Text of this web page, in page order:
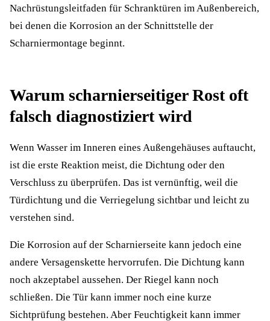
Nachrüstungsleitfaden für Schranktüren im Außenbereich,
bei denen die Korrosion an der Schnittstelle der
Scharniermontage beginnt.
Warum scharnierseitiger Rost oft
falsch diagnostiziert wird
Wenn Wasser im Inneren eines Außengehäuses auftaucht,
ist die erste Reaktion meist, die Dichtung oder den
Verschluss zu überprüfen. Das ist vernünftig, weil die
Türdichtung und die Verriegelung sichtbar und leicht zu
verstehen sind.
Die Korrosion auf der Scharnierseite kann jedoch eine
andere Versagenskette hervorrufen. Die Dichtung kann
noch akzeptabel aussehen. Der Riegel kann noch
schließen. Die Tür kann immer noch eine kurze
Sichtprüfung bestehen. Aber Feuchtigkeit kann immer